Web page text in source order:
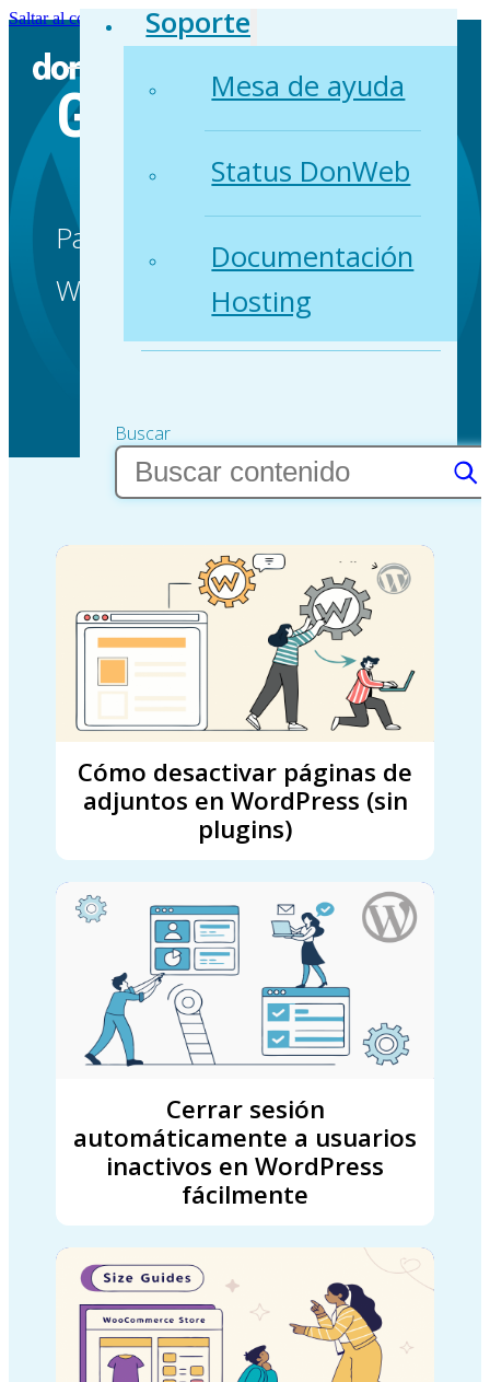
Saltar al contenido principalSaltar al pie de página
Soporte
Mesa de ayuda
Status DonWeb
Documentación
Hosting
Buscar
GUIAS
Paso a paso para modificar tu
WordPress.
Cómo desactivar páginas de
adjuntos en WordPress (sin
plugins)
Cerrar sesión
automáticamente a usuarios
inactivos en WordPress
fácilmente